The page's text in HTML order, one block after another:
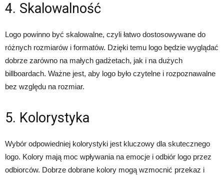
4. Skalowalność
Logo powinno być skalowalne, czyli łatwo dostosowywane do
różnych rozmiarów i formatów. Dzięki temu logo będzie wyglądać
dobrze zarówno na małych gadżetach, jak i na dużych
billboardach. Ważne jest, aby logo było czytelne i rozpoznawalne
bez względu na rozmiar.
5. Kolorystyka
Wybór odpowiedniej kolorystyki jest kluczowy dla skutecznego
logo. Kolory mają moc wpływania na emocje i odbiór logo przez
odbiorców. Dobrze dobrane kolory mogą wzmocnić przekaz i